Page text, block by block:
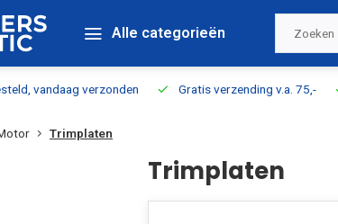
Alle categorieën
vandaag verzonden Gratis verzending v.a. 75,-
Trimplaten
Trimplaten